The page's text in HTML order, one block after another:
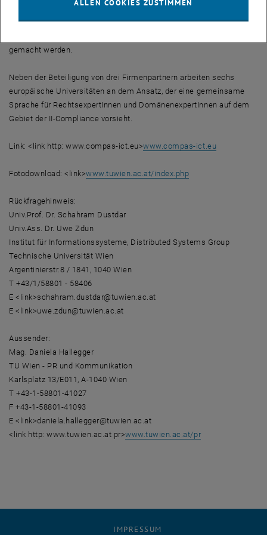
Überprüfung von Firmen verwenden, heißen beispielsweise „Basel
II“ oder „Sarbanes-Oxley Act“. Halten sich Firmen nicht an diese
gemacht werden.
Neben der Beteiligung von drei Firmenpartnern arbeiten sechs
europäische Universitäten an dem Ansatz, der eine gemeinsame
Sprache für RechtsexpertInnen und DomänenexpertInnen auf dem
Gebiet der II-Compliance vorsieht.
Link: <link http: www.compas-ict.eu>www.compas-ict.eu
Fotodownload: <link>www.tuwien.ac.at/index.php
Rückfragehinweis:
Univ.Prof. Dr. Schahram Dustdar
Univ.Ass. Dr. Uwe Zdun
Institut für Informationssysteme, Distributed Systems Group
Technische Universität Wien
Argentinierstr.8 / 1841, 1040 Wien
T +43/1/58801 - 58406
E <link>schahram.dustdar@tuwien.ac.at
E <link>uwe.zdun@tuwien.ac.at
Aussender:
Mag. Daniela Hallegger
TU Wien - PR und Kommunikation
Karlsplatz 13/E011, A-1040 Wien
T +43-1-58801-41027
F +43-1-58801-41093
E <link>daniela.hallegger@tuwien.ac.at
<link http: www.tuwien.ac.at pr>www.tuwien.ac.at/pr
IMPRESSUM
ALLEN COOKIES ZUSTIMMEN